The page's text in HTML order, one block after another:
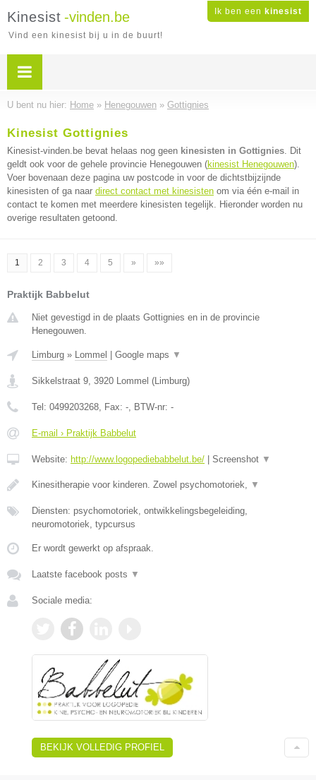
Ik ben een kinesist
Kinesist -vinden.be
Vind een kinesist bij u in de buurt!
U bent nu hier: Home » Henegouwen » Gottignies
Kinesist Gottignies
Kinesist-vinden.be bevat helaas nog geen kinesisten in Gottignies. Dit
geldt ook voor de gehele provincie Henegouwen (kinesist Henegouwen).
Voer bovenaan deze pagina uw postcode in voor de dichtstbijzijnde
kinesisten of ga naar direct contact met kinesisten om via één e-mail in
contact te komen met meerdere kinesisten tegelijk. Hieronder worden nu
overige resultaten getoond.
1 2 3 4 5 » »»
Praktijk Babbelut
Niet gevestigd in de plaats Gottignies en in de provincie
Henegouwen.
Limburg » Lommel Google maps ▼
Sikkelstraat 9, 3920 Lommel (Limburg)
Tel: 0499203268, Fax: -, BTW-nr: -
E-mail › Praktijk Babbelut
Website: http://www.logopediebabbelut.be/ Screenshot ▼
Kinesitherapie voor kinderen. Zowel psychomotoriek, ▼
Diensten: psychomotoriek, ontwikkelingsbegeleiding,
neuromotoriek, typcursus
Er wordt gewerkt op afspraak.
Laatste facebook posts ▼
Sociale media:
BEKIJK VOLLEDIG PROFIEL